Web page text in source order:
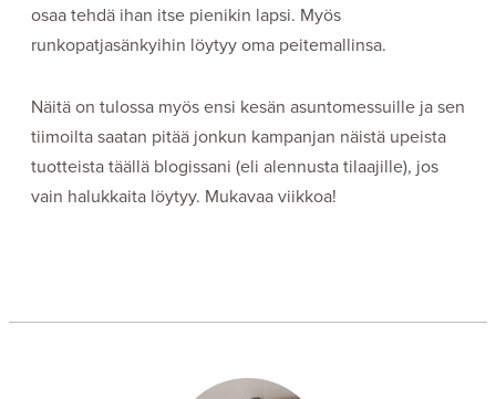
osaa tehdä ihan itse pienikin lapsi. Myös
runkopatjasänkyihin löytyy oma peitemallinsa.
Näitä on tulossa myös ensi kesän asuntomessuille ja sen
tiimoilta saatan pitää jonkun kampanjan näistä upeista
tuotteista täällä blogissani (eli alennusta tilaajille), jos
vain halukkaita löytyy. Mukavaa viikkoa!